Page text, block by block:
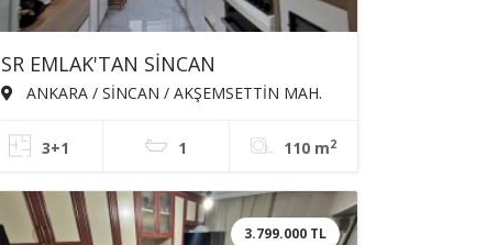
SR EMLAK'TAN SİNCAN
AKŞEMSETTİN MAH'DE 3+1 110m²
SATILIK DAİRE
ANKARA / SİNCAN / AKŞEMSETTİN MAH.
3+1 1 110 m2
3.799.000 TL